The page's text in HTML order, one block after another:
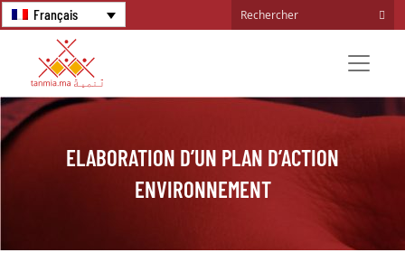
Français
ELABORATION D’UN PLAN D’ACTION
ENVIRONNEMENT